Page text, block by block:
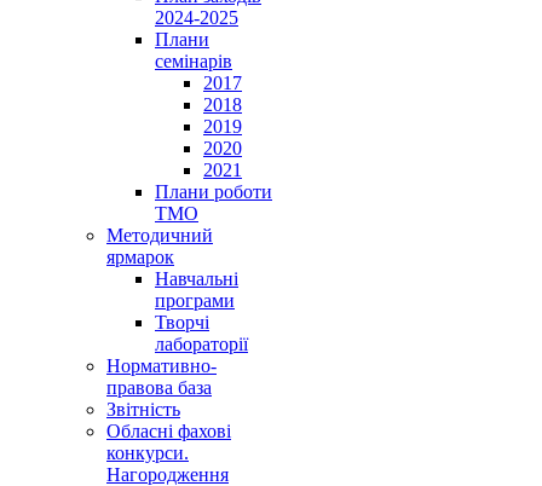
2024-2025
Плани
семінарів
2017
2018
2019
2020
2021
Плани роботи
ТМО
Методичний
ярмарок
Навчальні
програми
Творчі
лабораторії
Нормативно-
правова база
Звітність
Обласні фахові
конкурси.
Нагородження